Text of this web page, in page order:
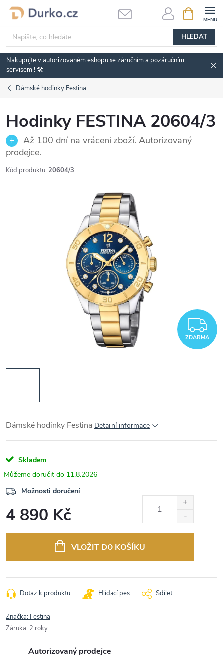
Přejít
obsah
HLEDAT
NÁKUPNÍ
KOŠÍK
Nakupujte v autorizovaném eshopu se záručním a pozáručním
servisem ! 🛠️
Dámské hodinky Festina
Hodinky FESTINA 20604/3
Až 100 dní na vrácení zboží. Autorizovaný
prodejce.
Kód produktu: 20604/3
ZDARMA
Dámské hodinky Festina Detailní informace
Skladem
11.8.2026
Možnosti doručení
4 890 Kč
VLOŽIT DO KOŠÍKU
Dotaz k produktu Hlídací pes Sdílet
Značka: Festina
Záruka: 2 roky
Autorizovaný prodejce